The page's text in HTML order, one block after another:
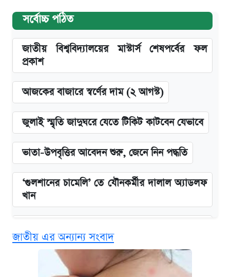
সর্বোচ্চ পঠিত
জাতীয় বিশ্ববিদ্যালয়ের মাস্টার্স শেষপর্বের ফল
প্রকাশ
আজকের বাজারে স্বর্ণের দাম (২ আগস্ট)
জুলাই স্মৃতি জাদুঘরে যেতে টিকিট কাটবেন যেভাবে
ভাতা-উপবৃত্তির আবেদন শুরু, জেনে নিন পদ্ধতি
‘গুলশানের চামেলি’ তে যৌনকর্মীর দালাল অ্যাডলফ
খান
দাম ও ফিচার
কবে শুরু হচ্ছে ঢাবির ভর্তি আবেদন, জানাল কর্তৃপক্ষ
জাতীয় এর অন্যান্য সংবাদ